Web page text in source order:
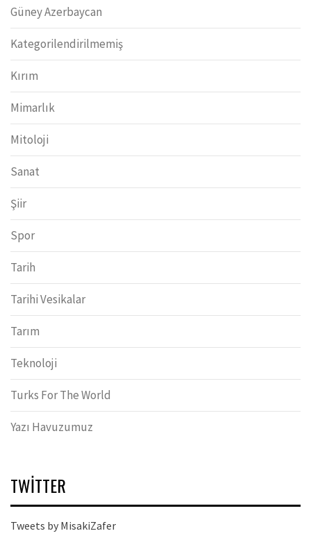
Güney Azerbaycan
Kategorilendirilmemiş
Kırım
Mimarlık
Mitoloji
Sanat
Şiir
Spor
Tarih
Tarihi Vesikalar
Tarım
Teknoloji
Turks For The World
Yazı Havuzumuz
TWITTER
Tweets by MisakiZafer